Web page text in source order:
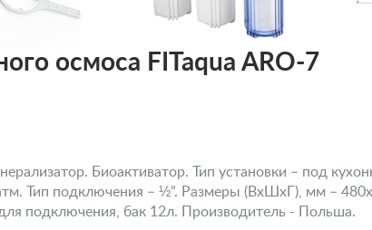
осмоса FITaqua ARO-7
Биоактиватор. Тип установки – под
Тип подключения – ½”. Размеры (ВхШхГ), мм –
подключения, бак 12л. Производитель - Польша.